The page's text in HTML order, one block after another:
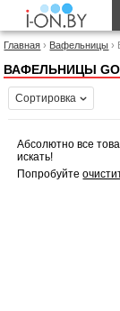
Главная › Вафельницы ›
ВАФЕЛЬНИЦЫ
Сортировка
Абсолютно все
искать!
Попробуйте